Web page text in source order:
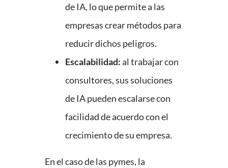
de IA, lo que permite a las
empresas crear métodos para
reducir dichos peligros.
Escalabilidad:al trabajar con
consultores, sus soluciones
de IA pueden escalarse con
facilidad de acuerdo con el
crecimiento de su empresa.
En el caso de las pymes, la